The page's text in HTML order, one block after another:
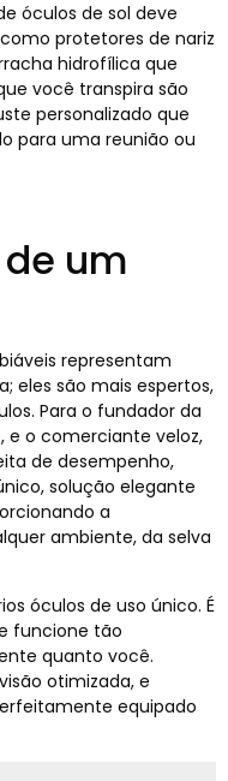
óculos de sol deve
protetores de nariz
hidrofílica que
você transpira são
personalizado que
para uma reunião ou
um
​​representam
eles são mais espertos,
Para o fundador da
e o comerciante veloz,
de desempenho,
solução elegante
a
ambiente, da selva
óculos de uso único. É
funcione tão
quanto você.
otimizada, e
equipado